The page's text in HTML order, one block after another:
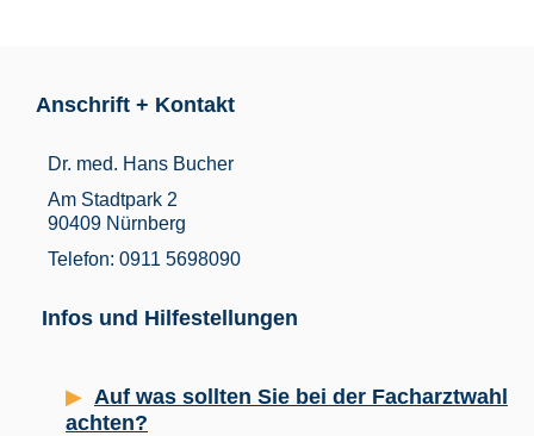
Anschrift + Kontakt
Dr. med. Hans Bucher
Am Stadtpark 2
90409 Nürnberg
Telefon: 0911 5698090
Infos und Hilfestellungen
Auf was sollten Sie bei der Facharztwahl
achten?